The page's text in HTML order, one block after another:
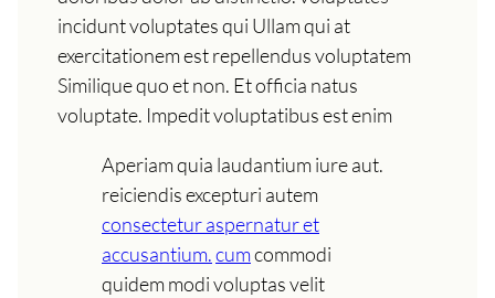
incidunt voluptates qui Ullam qui at
exercitationem est repellendus voluptatem
Similique quo et non. Et officia natus
voluptate. Impedit voluptatibus est enim
Aperiam quia laudantium iure aut.
reiciendis excepturi autem
consectetur aspernatur et
accusantium.cumcommodi
quidem modi voluptas velit